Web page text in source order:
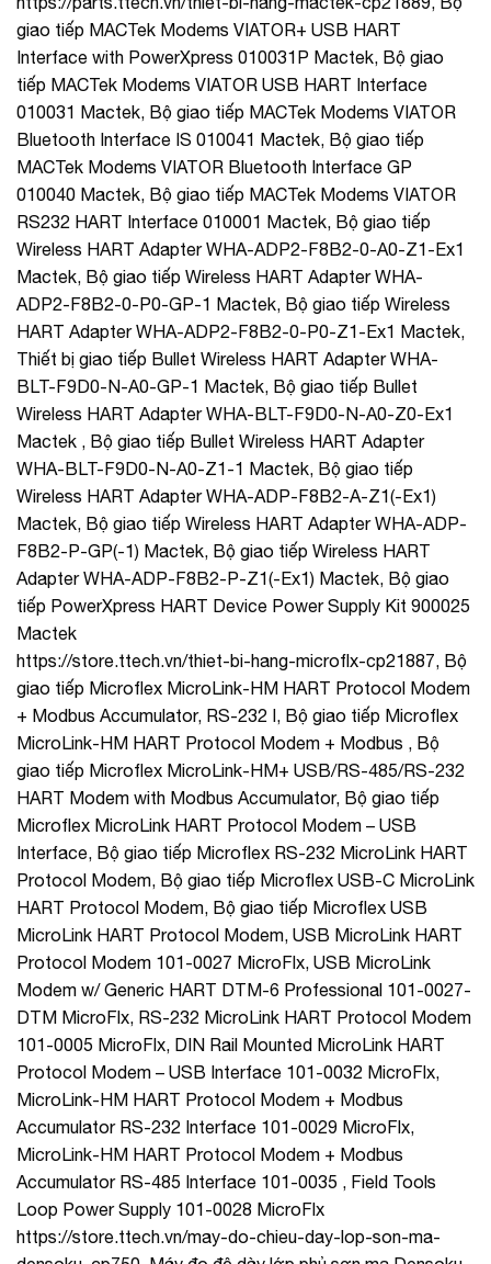
giao tiếp MACTek Modems VIATOR+ USB HART
Interface with PowerXpress 010031P Mactek, Bộ giao
tiếp MACTek Modems VIATOR USB HART Interface
010031 Mactek, Bộ giao tiếp MACTek Modems VIATOR
Bluetooth Interface IS 010041 Mactek, Bộ giao tiếp
MACTek Modems VIATOR Bluetooth Interface GP
010040 Mactek, Bộ giao tiếp MACTek Modems VIATOR
RS232 HART Interface 010001 Mactek, Bộ giao tiếp
Wireless HART Adapter WHA-ADP2-F8B2-0-A0-Z1-Ex1
Mactek, Bộ giao tiếp Wireless HART Adapter WHA-
ADP2-F8B2-0-P0-GP-1 Mactek, Bộ giao tiếp Wireless
HART Adapter WHA-ADP2-F8B2-0-P0-Z1-Ex1 Mactek,
Thiết bị giao tiếp Bullet Wireless HART Adapter WHA-
BLT-F9D0-N-A0-GP-1 Mactek, Bộ giao tiếp Bullet
Wireless HART Adapter WHA-BLT-F9D0-N-A0-Z0-Ex1
Mactek , Bộ giao tiếp Bullet Wireless HART Adapter
WHA-BLT-F9D0-N-A0-Z1-1 Mactek, Bộ giao tiếp
Wireless HART Adapter WHA-ADP-F8B2-A-Z1(-Ex1)
Mactek, Bộ giao tiếp Wireless HART Adapter WHA-ADP-
F8B2-P-GP(-1) Mactek, Bộ giao tiếp Wireless HART
Adapter WHA-ADP-F8B2-P-Z1(-Ex1) Mactek, Bộ giao
tiếp PowerXpress HART Device Power Supply Kit 900025
Mactek
https://store.ttech.vn/thiet-bi-hang-microflx-cp21887, Bộ
giao tiếp Microflex MicroLink-HM HART Protocol Modem
+ Modbus Accumulator, RS-232 I, Bộ giao tiếp Microflex
MicroLink-HM HART Protocol Modem + Modbus , Bộ
giao tiếp Microflex MicroLink-HM+ USB/RS-485/RS-232
HART Modem with Modbus Accumulator, Bộ giao tiếp
Microflex MicroLink HART Protocol Modem – USB
Interface, Bộ giao tiếp Microflex RS-232 MicroLink HART
Protocol Modem, Bộ giao tiếp Microflex USB-C MicroLink
HART Protocol Modem, Bộ giao tiếp Microflex USB
MicroLink HART Protocol Modem, USB MicroLink HART
Protocol Modem 101-0027 MicroFlx, USB MicroLink
Modem w/ Generic HART DTM-6 Professional 101-0027-
DTM MicroFlx, RS-232 MicroLink HART Protocol Modem
101-0005 MicroFlx, DIN Rail Mounted MicroLink HART
Protocol Modem – USB Interface 101-0032 MicroFlx,
MicroLink-HM HART Protocol Modem + Modbus
Accumulator RS-232 Interface 101-0029 MicroFlx,
MicroLink-HM HART Protocol Modem + Modbus
Accumulator RS-485 Interface 101-0035 , Field Tools
Loop Power Supply 101-0028 MicroFlx
https://store.ttech.vn/may-do-chieu-day-lop-son-ma-